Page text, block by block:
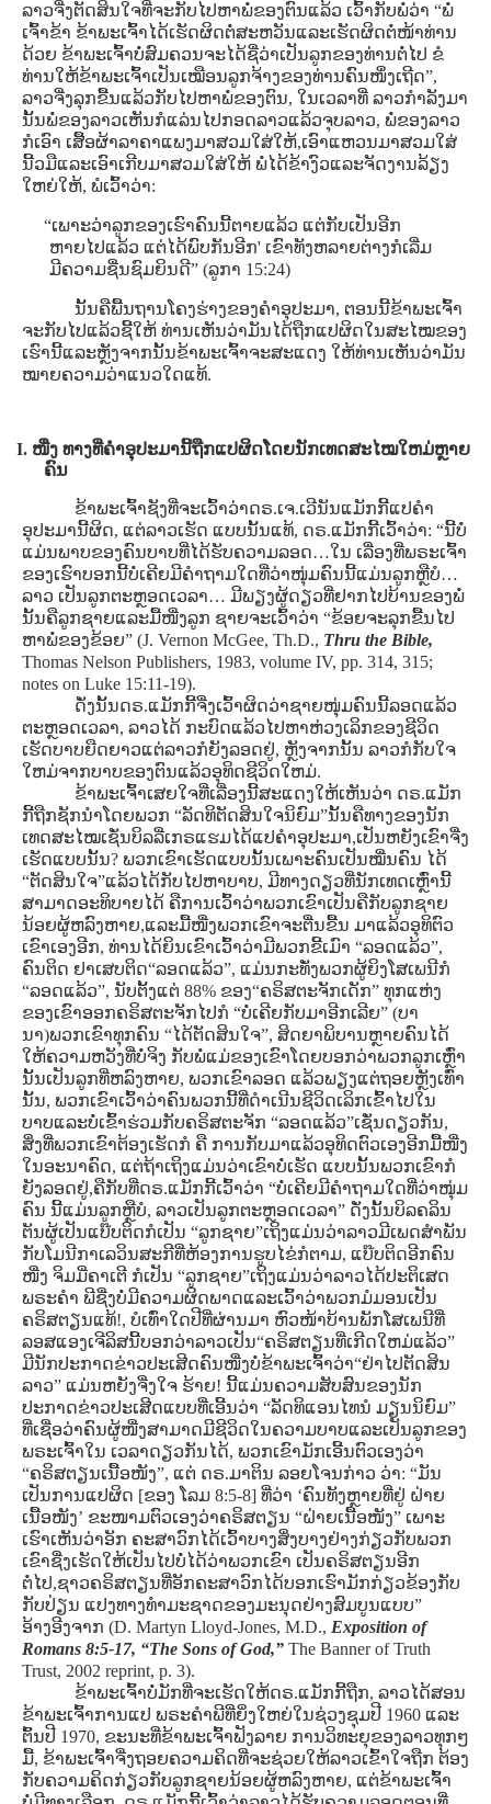
ລາວຈື່ງຕັດສິນໃຈທີ່ຈະກັບໄປຫາພໍ່ຂອງຕົນແລ້ວ ເວົ້າກັບພໍ່ວ່າ “ພໍ່
ເຈົ້າຂ້າ ຂ້າພະເຈົ້າໄດ້ເຮັດຜິດຕໍ່ສະຫວັນແລະເຮັດຜິດຕໍ່ໜ້າທ່ານ
ດ້ວຍ ຂ້າພະເຈົ້າບໍ່ສົມຄວນຈະໄດ້ຊື່ວ່າເປັນລູກຂອງທ່ານຕໍ່ໄປ ຂໍ
ທ່ານໃຫ້ຂ້າພະເຈົ້າເປັນເໝືອນລູກຈ້າງຂອງທ່ານຄົນໜຶ່ງເຖີດ”,
ລາວຈື່ງລຸກຂື້ນແລ້ວກັບໄປຫາພໍ່ຂອງຕົນ, ໃນເວລາທີ່ ລາວກໍາລັງມາ
ນັ້ນພໍ່ຂອງລາວເຫັນກໍແລ່ນໄປກອດລາວແລ້ວຈຸບລາວ, ພໍ່ຂອງລາວ
ກໍເອົາ ເສື້ອຜ້າລາຄາແພງມາສວມໃສ່ໃຫ້,ເອົາແຫວນມາສວມໃສ່
ນີ້ວມືແລະເອົາເກີບມາສວມໃສ່ໃຫ້ ພໍ່ໄດ້ຂ້າງົວແລະຈັດງານລ້ຽງ
ໃຫຍ່ໃຫ້, ພໍເວົ້າວ່າ:
“ເພາະວ່າລູກຂອງເຮົາຄົນນີ້ຕາຍແລ້ວ ແຕ່ກັບເປັນອີກ
ຫາຍໄປແລ້ວ ແຕ່ໄດ້ພົບກັນອີກ' ເຂົາທັງຫລາຍຕ່າງກໍເລີ່ມ
ມີຄວາມຊື່ນຊົມຍິນດີ” (ລູກາ 15:24)
ນັ້ນຄືພື້ນຖານໂຄງຮ່າງຂອງຄໍາອຸປະມາ, ຕອນນີ້ຂ້າພະເຈົ້າ
ຈະກັບໄປແລ້ວຊີ້ໃຫ້ ທ່ານເຫັນວ່າມັນໄດ້ຖືກແປຜິດໃນສະໄໝຂອງ
ເຮົານີ້ແລະຫຼັງຈາກນັ້ນຂ້າພະເຈົ້າຈະສະແດງ ໃຫ້ທ່ານເຫັນວ່າມັນ
ໝາຍຄວາມວ່າແນວໃດແທ້.
I. ໜື່ງ ທາງທີ່ຄໍາອຸປະມານີ້ຖືກແປຜິດໂດຍນັກເທດສະໄໝໃຫມ່ຫຼາຍ
ຄົນ
ຂ້າພະເຈົ້າຊັງທີ່ຈະເວົ້າວ່າດຣ.ເຈ.ເວີນັນແມັກກີ້ແປຄໍາ
ອຸປະມານີ້ຜິດ, ແຕ່ລາວເຮັດ ແບບນັ້ນແທ້, ດຣ.ແມັກກີ້ເວົ້າວ່າ: “ນີ້ບໍ່
ແມ່ນພາບຂອງຄົນບາບທີ່ໄດ້ຮັບຄວາມລອດ…ໃນ ເລື່ອງທີ່ພຣະເຈົ້າ
ຂອງເຮົາບອກນີ້ບໍ່ເຄີຍມີຄໍາຖາມໃດທີ່ວ່າໜຸ່ມຄົນນີ້ແມ່ນລູກຫຼືບໍ…
ລາວ ເປັນລູກຕະຫຼອດເວລາ… ມີພຽງຜູ້ດຽວທີ່ຢາກໄປບ້ານຂອງພໍ່
ນັ້ນຄືລູກຊາຍແລະມື້ໜື່ງລູກ ຊາຍຈະເວົ້າວ່າ “ຂ້ອຍຈະລຸກຂື້ນໄປ
ຫາພໍ່ຂອງຂ້ອຍ” (J. Vernon McGee, Th.D., Thru the Bible,
Thomas Nelson Publishers, 1983, volume IV, pp. 314, 315;
notes on Luke 15:11-19).
ດັ່ງນັ້ນດຣ.ແມັກກີ້ຈື່ງເວົ້າຜິດວ່າຊາຍໜຸ່ມຄົນນີ້ລອດແລ້ວ
ຕະຫຼອດເວລາ, ລາວໄດ້ ກະບົດແລ້ວໄປຫາຫ່ວງເລິກຂອງຊີວິດ
ເຮັດບາບຍືດຍາວແຕ່ລາວກໍຍັງລອດຢູ່, ຫຼັງຈາກນັ້ນ ລາວກໍກັບໃຈ
ໃຫມ່ຈາກບາບຂອງຕົນແລ້ວອຸທິດຊີວິດໃຫມ່.
ຂ້າພະເຈົ້າເສຍໃຈທີ່ເລື່ອງນີ້ສະແດງໃຫ້ເຫັນວ່າ ດຣ.ແມັກ
ກີ້ຖືກຊັກນໍາໂດຍພວກ “ລັດທິຕັດສິນໃຈນິຍົມ”ນັ້ນຄືທາງຂອງນັກ
ເທດສະໄໝເຊັ່ນບິລລີ່ເກຣແຮມໄດ້ແປຄໍາອຸປະມາ,ເປັນຫຍັງເຂົາຈື່ງ
ເຮັດແບບນັ້ນ? ພວກເຂົາເຮັດແບບນັ້ນເພາະຄົນເປັນໝື່ນຄົນ ໄດ້
“ຕັດສິນໃຈ”ແລ້ວໄດ້ກັບໄປຫາບາບ, ມີທາງດຽວທີ່ນັກເທດເຫຼົ່ານີ້
ສາມາດອະທິບາຍໄດ້ ຄືການເວົ້າວ່າພວກເຂົາເປັນຄືກັບລູກຊາຍ
ນ້ອຍຜູ້ຫລົງຫາຍ,ແລະມື້ໜື່ງພວກເຂົາຈະຕື່ນຂື້ນ ມາແລ້ວອຸທິຕົວ
ເຂົາເອງອີກ, ທ່ານໄດ້ຍິນເຂົາເວົ້າວ່າມີພວກຂີ້ເມົາ “ລອດແລ້ວ”,
ຄົນຕິດ ຢາເສບຕິດ“ລອດແລ້ວ”, ແມ່ນກະທັ່ງພວກຜູ້ຍິງໂສເພນີກໍ
“ລອດແລ້ວ”, ນັບຕັ້ງແຕ່ 88% ຂອງ“ຄຣິສຕະຈັກເດັກ” ທຸກແຫ່ງ
ຂອງເຂົາອອກຄຣິສຕະຈັກໄປກໍ “ບໍ່ເຄີຍກັບມາອີກເລີຍ” (ບາ
ນາ)ພວກເຂົາທຸກຄົນ “ໄດ້ຕັດສິນໃຈ”, ສິດຍາພິບານຫຼາຍຄົນໄດ້
ໃຫ້ຄວາມຫວັງທີ່ບໍ່ຈິງ ກັບພໍ່ແມ່ຂອງເຂົາໂດຍບອກວ່າພວກລູກເຫຼົ່າ
ນັ້ນເປັນລູກທີ່ຫລົງຫາຍ, ພວກເຂົາລອດ ແລ້ວພຽງແຕ່ຖອຍຫຼັງເທົ່າ
ນັ້ນ, ພວກເຂົາເວົ້າວ່າຄົນພວກນີ້ທີ່ດໍາເນີນຊີວິດເລິກເຂົ້າໄປໃນ
ບາບແລະບໍ່ເຂົ້າຮ່ວມກັບຄຣິສຕະຈັກ “ລອດແລ້ວ”ເຊັ່ນດຽວກັນ,
ສິ່ງທີ່ພວກເຂົາຕ້ອງເຮັດກໍ ຄື ການກັບມາແລ້ວອຸທິດຕົວເອງອີກມື້ໜື່ງ
ໃນອະນາຄົດ, ແຕ່ຖ້າເຖິງແມ່ນວ່າເຂົາບໍ່ເຮັດ ແບບນັ້ນພວກເຂົາກໍ
ຍັງລອດຢູ່,ຄືກັບທີ່ດຣ.ແມັກກີ້ເວົ້າວ່າ “ບໍ່ເຄີຍມີຄໍາຖາມໃດທີ່ວ່າໜຸ່ມ
ຄົນ ນີ້ແມ່ນລູກຫຼືບໍ, ລາວເປັນລູກຕະຫຼອດເວລາ” ດັ່ງນັ້ນບິລຄລິນ
ຕັນຜູ້ເປັນແບ໊ບຕິດກໍເປັນ “ລູກຊາຍ”ເຖິງແມ່ນວ່າລາວມີເພດສໍາພັນ
ກັບໂມນີກາເລວິນສະກີທີ່ຫ້ອງການຮູບໄຂ່ກໍຕາມ, ແບ໊ບຕິດອີກຄົນ
ໜື່ງ ຈິມມີ່ຄາເຕີ ກໍເປັນ “ລູກຊາຍ”ເຖິງແມ່ນວ່າລາວໄດ້ປະຕິເສດ
ພຣະຄໍາ ພີຊື່ງບໍ່ມີຄວາມຜິດພາດແລະເວົ້າວ່າພວກມໍມອນເປັນ
ຄຣິສຕຽນແທ້!, ບໍເທົ່າໃດປີທີ່ຜ່ານມາ ຫົວໜ້າບ້ານພັກໂສເພນີທີ່
ລອສແອງເຈີລິສນີ້ບອກວ່າລາວເປັນ“ຄຣິສຕຽນທີ່ເກີດໃຫມ່ແລ້ວ”
ມີນັກປະກາດຂ່າວປະເສີດຄົນໜື່ງບໍ່ຂ້າພະເຈົ້າວ່າ“ຢ່າໄປຕັດສິນ
ລາວ” ແມ່ນຫຍັງຈື່ງໃຈ ຮ້າຍ! ນີ້ແມ່ນຄວາມສັບສົນຂອງນັກ
ປະກາດຂ່າວປະເສີດແບບທີ່ເອີ້ນວ່າ “ລັດທິແອນໄທນໍ ມຽນນິຍົມ”
ທີ່ເຊື່ອວ່າຄົນຜູ້ໜື່ງສາມາດມີຊີວິດໃນຄວາມບາບແລະເປັນລູກຂອງ
ພຣະເຈົ້າໃນ ເວລາດຽວກັນໄດ້, ພວກເຂົາມັກເອີ້ນຕົວເອງວ່າ
“ຄຣິສຕຽນເນື້ອໜັງ”, ແຕ່ ດຣ.ມາຕິນ ລອຍໂຈນກ່າວ ວ່າ: “ມັນ
ເປັນການແປຜິດ [ຂອງ ໂລມ 8:5-8] ທີ່ວ່າ ‘ຄົນທັງຫຼາຍທີ່ຢູ່ ຝ່າຍ
ເນື້ອໜັງ’ ຂະໜາມຕົວເອງວ່າຄຣິສຕຽນ “ຝ່າຍເນື້ອໜັງ” ເພາະ
ເຮົາເຫັນວ່າອັກ ຄະສາວົກໄດ້ເວົ້າບາງສິ່ງບາງຢ່າງກ່ຽວກັບພວກ
ເຂົາຊື່ງເຮັດໃຫ້ເປັນໄປບໍ່ໄດ້ວ່າພວກເຂົາ ເປັນຄຣິສຕຽນອີກ
ຕໍ່ໄປ,ຊາວຄຣິສຕຽນທີ່ອັກຄະສາວົກໄດ້ບອກເຮົາມັກກ່ຽວຂ້ອງກັບ
ກັບປ່ຽນ ແປງທາງທໍາມະຊາດຂອງມະນຸດຢ່າງສົມບູນແບບ”
ອ້າງອີງຈາກ (D. Martyn Lloyd-Jones, M.D., Exposition of
Romans 8:5-17, “The Sons of God,” The Banner of Truth
Trust, 2002 reprint, p. 3).
ຂ້າພະເຈົ້າບໍ່ມັກທີ່ຈະເຮັດໃຫ້ດຣ.ແມັກກີ້ຖືກ, ລາວໄດ້ສອນ
ຂ້າພະເຈົ້າການແປ ພຣະຄໍາພີທີ່ຍິ່ງໃຫຍ່ໃນຊ່ວງຊຸມປີ 1960 ແລະ
ຕົ້ນປີ 1970, ຂະນະທີ່ຂ້າພະເຈົ້າຟັງລາຍ ການວິທະຍຸຂອງລາວທຸກໆ
ມື້, ຂ້າພະເຈົ້າຈື່ງຖອຍຄວາມຄິດທີ່ຈະຊ່ວຍໃຫ້ລາວເຂົ້າໃຈຖືກ ຕ້ອງ
ກັບຄວາມຄິດກ່ຽວກັບລູກຊາຍນ້ອຍຜູ້ຫລົງຫາຍ, ແຕ່ຂ້າພະເຈົ້າ